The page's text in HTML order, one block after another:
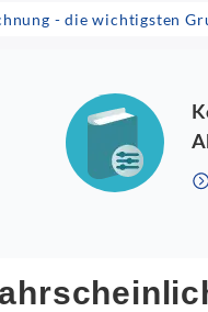
- die wichtigsten